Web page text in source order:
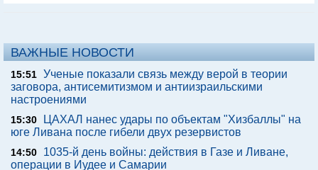
ВАЖНЫЕ НОВОСТИ
15:51 Ученые показали связь между верой в теории
заговора, антисемитизмом и антиизраильскими
настроениями
15:30
ЦАХАЛ нанес удары по объектам "Хизбаллы" на
юге Ливана после гибели двух резервистов
14:50
1035-й день войны: действия в Газе и Ливане,
операции в Иудее и Самарии